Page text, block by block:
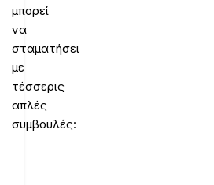
μπορεί
να
σταματήσει
με
τέσσερις
απλές
συμβουλές: